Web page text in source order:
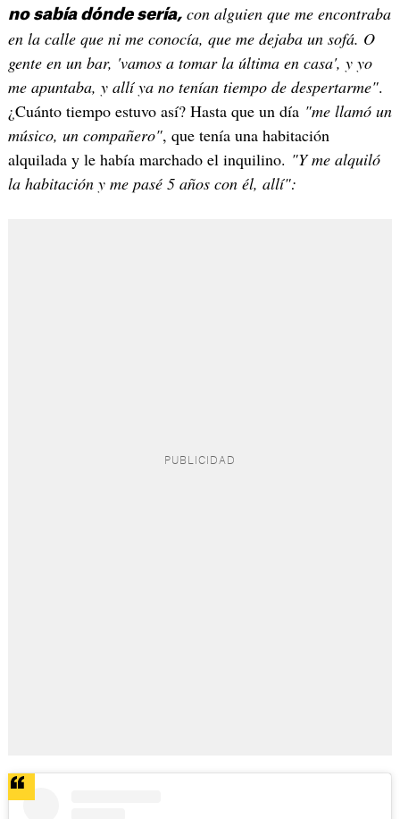
no sabía dónde sería,con alguien que me encontraba
en la calle que ni me conocía, que me dejaba un sofá. O
gente en un bar, 'vamos a tomar la última en casa', y yo
me apuntaba, y allí ya no tenían tiempo de despertarme".
¿Cuánto tiempo estuvo así? Hasta que un día "me llamó un
músico, un compañero", que tenía una habitación
alquilada y le había marchado el inquilino. "Y me alquiló
la habitación y me pasé 5 años con él, allí":